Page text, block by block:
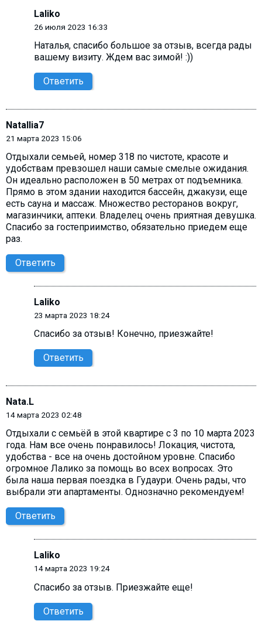
Laliko
26 июля 2023 16:33
Наталья, спасибо большое за отзыв, всегда рады
вашему визиту. Ждем вас зимой! :))
Ответить
Natallia7
21 марта 2023 15:06
Отдыхали семьей, номер 318 по чистоте, красоте и
удобствам превзошел наши самые смелые ожидания.
Он идеально расположен в 50 метрах от подъемника.
Прямо в этом здании находится бассейн, джакузи, еще
есть сауна и массаж. Множество ресторанов вокруг,
магазинчики, aптеки. Владелец очень приятная девушка.
Спасибо за гостеприимство, обязательно приедем еще
раз.
Ответить
Laliko
23 марта 2023 18:24
Спасибо за отзыв! Конечно, приезжайте!
Ответить
Nata.L
14 марта 2023 02:48
Отдыхали с семьёй в этой квартире с 3 по 10 марта 2023
года. Нам все очень понравилось! Локация, чистота,
удобства - все на очень достойном уровне. Спасибо
огромное Лалико за помощь во всех вопросах. Это
была наша первая поездка в Гудаури. Очень рады, что
выбрали эти апартаменты. Однозначно рекомендуем!
Ответить
Laliko
14 марта 2023 19:24
Спасибо за отзыв. Приезжайте еще!
Ответить